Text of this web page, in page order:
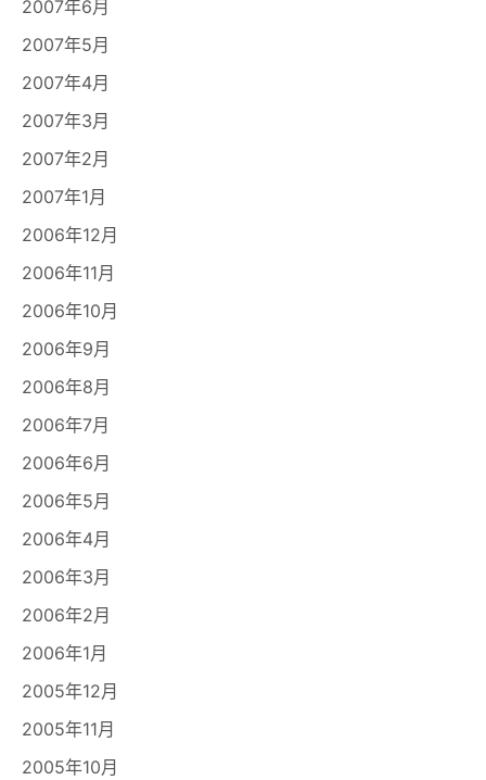
2007年6月
2007年5月
2007年4月
2007年3月
2007年2月
2007年1月
2006年12月
2006年11月
2006年10月
2006年9月
2006年8月
2006年7月
2006年6月
2006年5月
2006年4月
2006年3月
2006年2月
2006年1月
2005年12月
2005年11月
2005年10月